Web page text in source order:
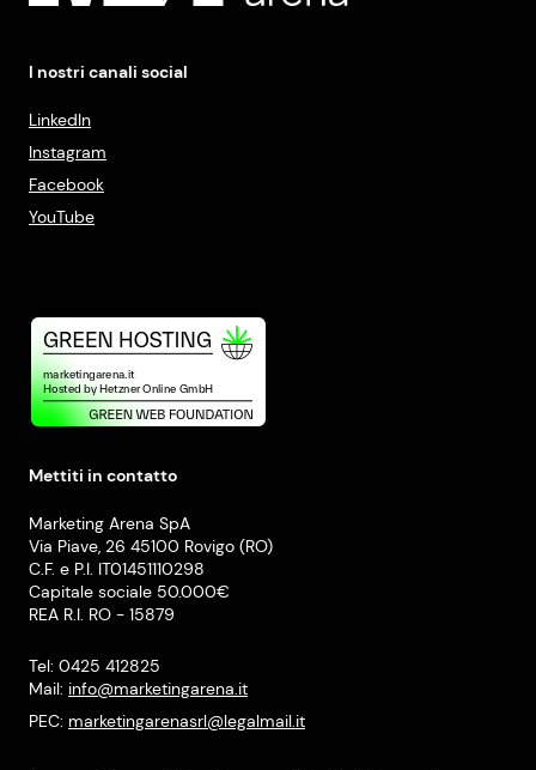
I nostri canali social
LinkedIn
Instagram
Facebook
YouTube
Mettiti in contatto
Marketing Arena SpA
Via Piave, 26 45100 Rovigo (RO)
C.F. e P.I. IT01451110298
Capitale sociale 50.000€
REA R.I. RO - 15879
Tel: 0425 412825
Mail: info@marketingarena.it
PEC: marketingarenasrl@legalmail.it